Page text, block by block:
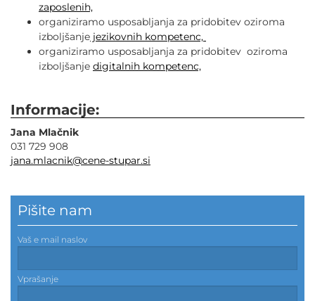
zaposlenih,
organiziramo usposabljanja za pridobitev oziroma
izboljšanje jezikovnih kompetenc,
organiziramo usposabljanja za pridobitev oziroma
izboljšanje digitalnih kompetenc,
Informacije:
Jana Mlačnik
031 729 908
jana.mlacnik@cene-stupar.si
Pišite nam
Vaš e mail naslov
Vprašanje